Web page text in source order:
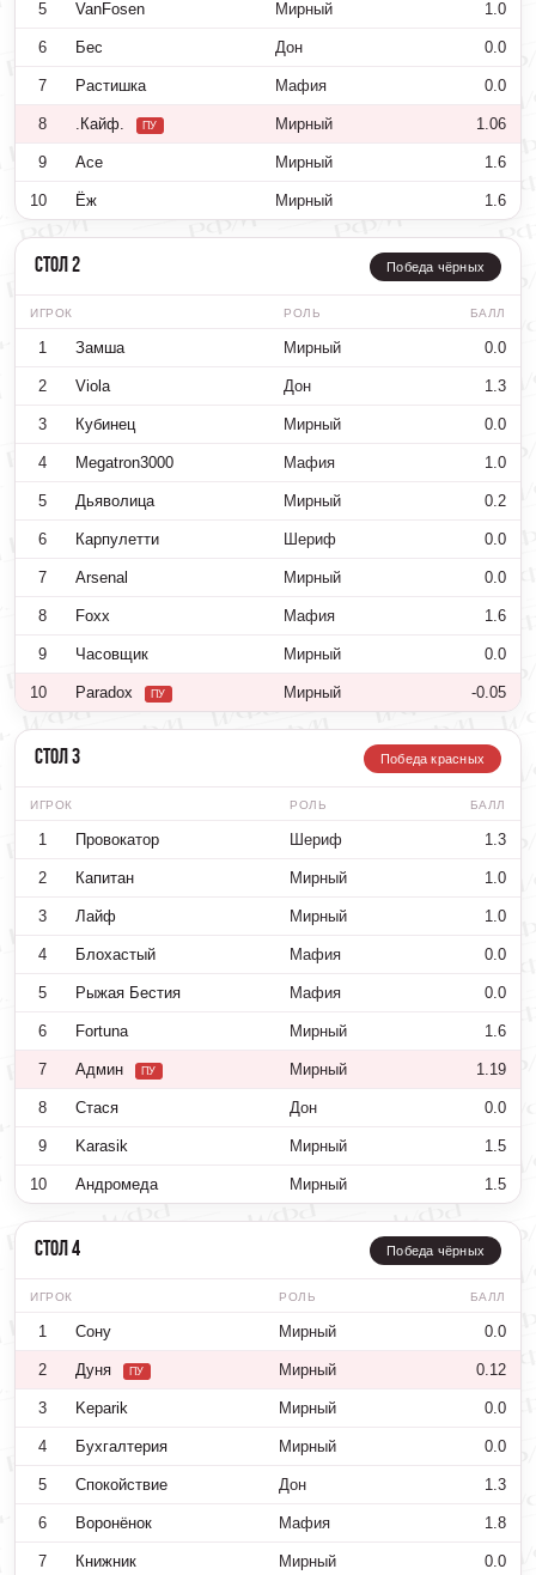
5 VanFosen Мирный 1.0
6 Бес Дон 0.0
7 Растишка Мафия 0.0
8 .Кайф. ПУ Мирный 1.06
9 Ace Мирный 1.6
10 Ёж Мирный 1.6
Стол 2 Победа чёрных
ИГРОК РОЛЬ БАЛЛ
1 Замша Мирный 0.0
2 Viola Дон 1.3
3 Кубинец Мирный 0.0
4 Megatron3000 Мафия 1.0
5 Дьяволица Мирный 0.2
6 Карпулетти Шериф 0.0
7 Arsenal Мирный 0.0
8 Foxx Мафия 1.6
9 Часовщик Мирный 0.0
10 Paradox ПУ Мирный -0.05
Стол 3 Победа красных
ИГРОК РОЛЬ БАЛЛ
1 Провокатор Шериф 1.3
2 Капитан Мирный 1.0
3 Лайф Мирный 1.0
4 Блохастый Мафия 0.0
5 Рыжая Бестия Мафия 0.0
6 Fortuna Мирный 1.6
7 Админ ПУ Мирный 1.19
8 Стася Дон 0.0
9 Karasik Мирный 1.5
10 Андромеда Мирный 1.5
Стол 4 Победа чёрных
ИГРОК РОЛЬ БАЛЛ
1 Сону Мирный 0.0
2 Дуня ПУ Мирный 0.12
3 Keparik Мирный 0.0
4 Бухгалтерия Мирный 0.0
5 Спокойствие Дон 1.3
6 Воронёнок Мафия 1.8
7 Книжник Мирный 0.0